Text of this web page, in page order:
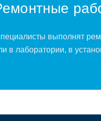
выполнят
в лаборатории, в